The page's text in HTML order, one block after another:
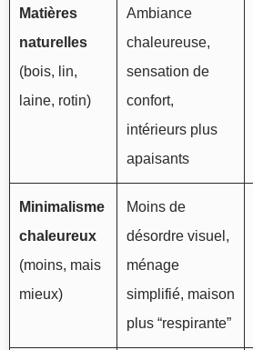
Matières
naturelles
(bois, lin,
laine, rotin)
Ambiance
chaleureuse,
sensation de
confort,
intérieurs plus
apaisants
Minimalisme
chaleureux
(moins, mais
mieux)
Moins de
désordre visuel,
ménage
simplifié, maison
plus “respirante”